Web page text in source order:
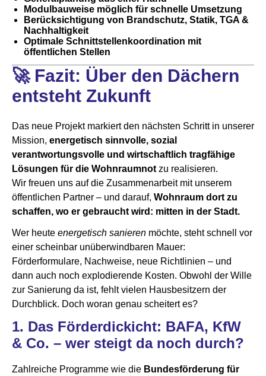
Modulbauweise möglich für schnelle Umsetzung
Berücksichtigung von Brandschutz, Statik, TGA &
Nachhaltigkeit
Optimale Schnittstellenkoordination mit
öffentlichen Stellen
🚀 Fazit: Über den Dächern
entsteht Zukunft
Das neue Projekt markiert den nächsten Schritt in unserer
Mission, energetisch sinnvolle, sozial
verantwortungsvolle und wirtschaftlich tragfähige
Lösungen für die Wohnraumnot zu realisieren.
Wir freuen uns auf die Zusammenarbeit mit unserem
öffentlichen Partner – und darauf, Wohnraum dort zu
schaffen, wo er gebraucht wird: mitten in der Stadt.
​Wer heute energetisch sanieren möchte, steht schnell vor
einer scheinbar unüberwindbaren Mauer:
Förderformulare, Nachweise, neue Richtlinien – und
dann auch noch explodierende Kosten. Obwohl der Wille
zur Sanierung da ist, fehlt vielen Hausbesitzern der
Durchblick. Doch woran genau scheitert es?
1. Das Förderdickicht: BAFA, KfW
& Co. – wer steigt da noch durch?
Zahlreiche Programme wie die Bundesförderung für